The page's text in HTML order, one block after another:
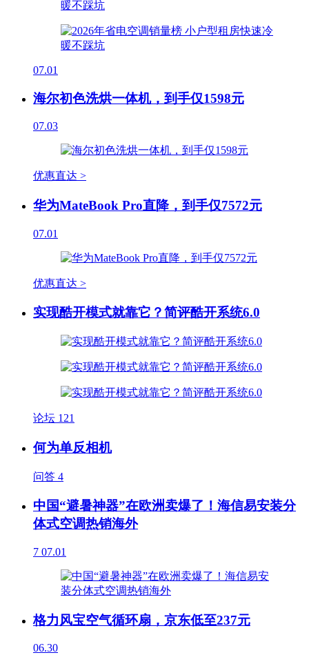
07.01
海尔初色洗烘一体机，到手仅1598元
07.03
优惠直达 >
华为MateBook Pro直降，到手仅7572元
07.01
优惠直达 >
实现酷开模式就靠它？简评酷开系统6.0
论坛 121
何为单反相机
问答 4
中国“避暑神器”在欧洲卖爆了！海信易安装分
体式空调热销海外
7 07.01
格力风宝空气循环扇，京东低至237元
06.30